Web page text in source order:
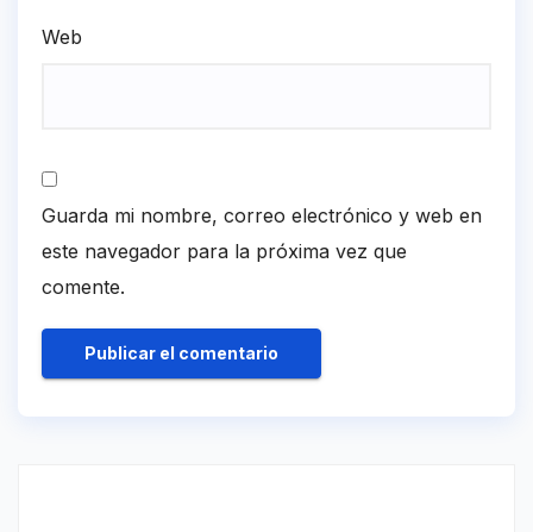
Web
Guarda mi nombre, correo electrónico y web en
este navegador para la próxima vez que
comente.